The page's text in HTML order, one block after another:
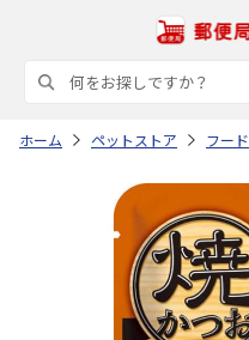
ホーム ペットストア フード